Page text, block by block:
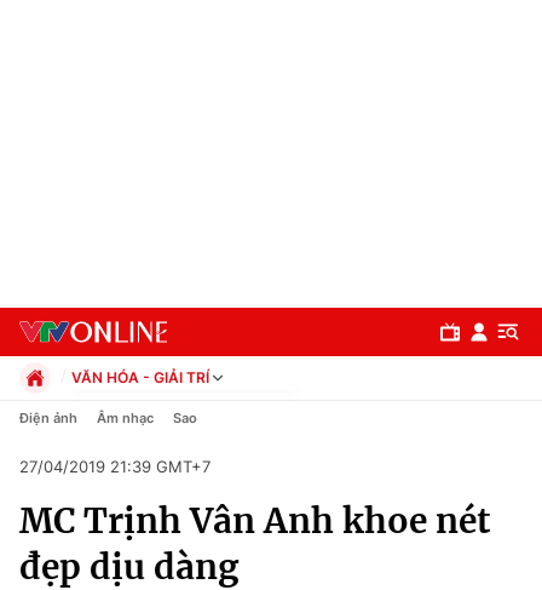
Chuyên mục
Chính trị
VĂN HÓA - GIẢI TRÍ
Chính trị
Pháp luật
Kinh tế
Thể thao
Truyền hình
Điện ảnh Âm nhạc Sao
27/04/2019 21:39 GMT+7
MC Trịnh Vân Anh khoe nét
đẹp dịu dàng